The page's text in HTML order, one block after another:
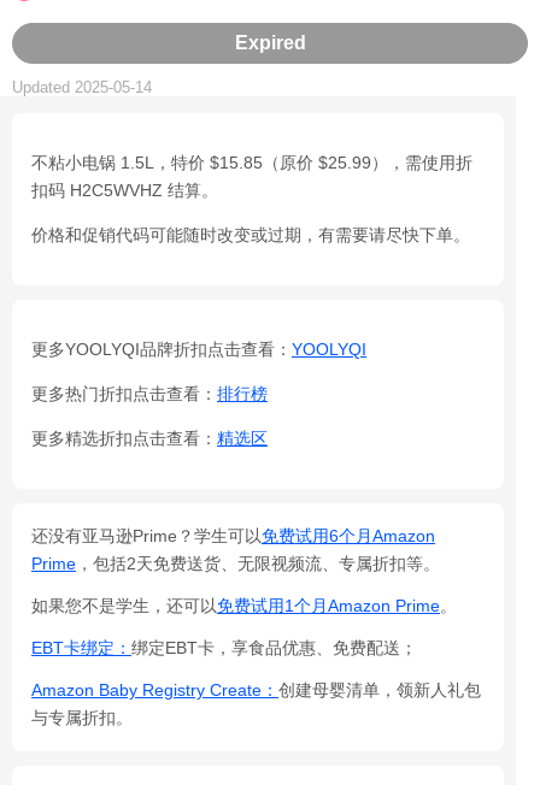
Expired
Updated 2025-05-14
不粘小电锅 1.5L，特价 $15.85（原价 $25.99），需使用折
扣码 H2C5WVHZ 结算。
价格和促销代码可能随时改变或过期，有需要请尽快下单。
更多YOOLYQI品牌折扣点击查看： YOOLYQI
更多热门折扣点击查看： 排行榜
更多精选折扣点击查看： 精选区
还没有亚马逊Prime？学生可以免费试用6个月Amazon
Prime ，包括2天免费送货、无限视频流、专属折扣等。
如果您不是学生，还可以免费试用1个月Amazon Prime。
EBT卡绑定： 绑定EBT卡，享食品优惠、免费配送；
Amazon Baby Registry Create： 创建母婴清单，领新人礼包
与专属折扣。